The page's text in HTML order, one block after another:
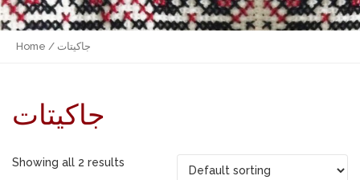
Home / جاكيتات
جاكيتات
Showing all 2 results